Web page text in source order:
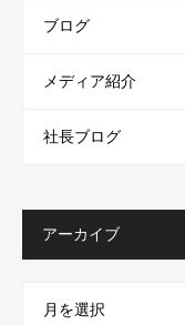
ブログ
メディア紹介
社長ブログ
アーカイブ
月を選択